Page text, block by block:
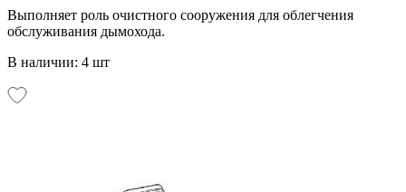
Выполняет роль очистного сооружения для облегчения
обслуживания дымохода.
В наличии: 4 шт